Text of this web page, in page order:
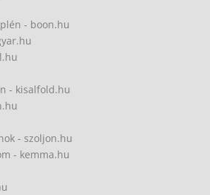
- boon.hu
- kisalfold.hu
- szoljon.hu
- kemma.hu